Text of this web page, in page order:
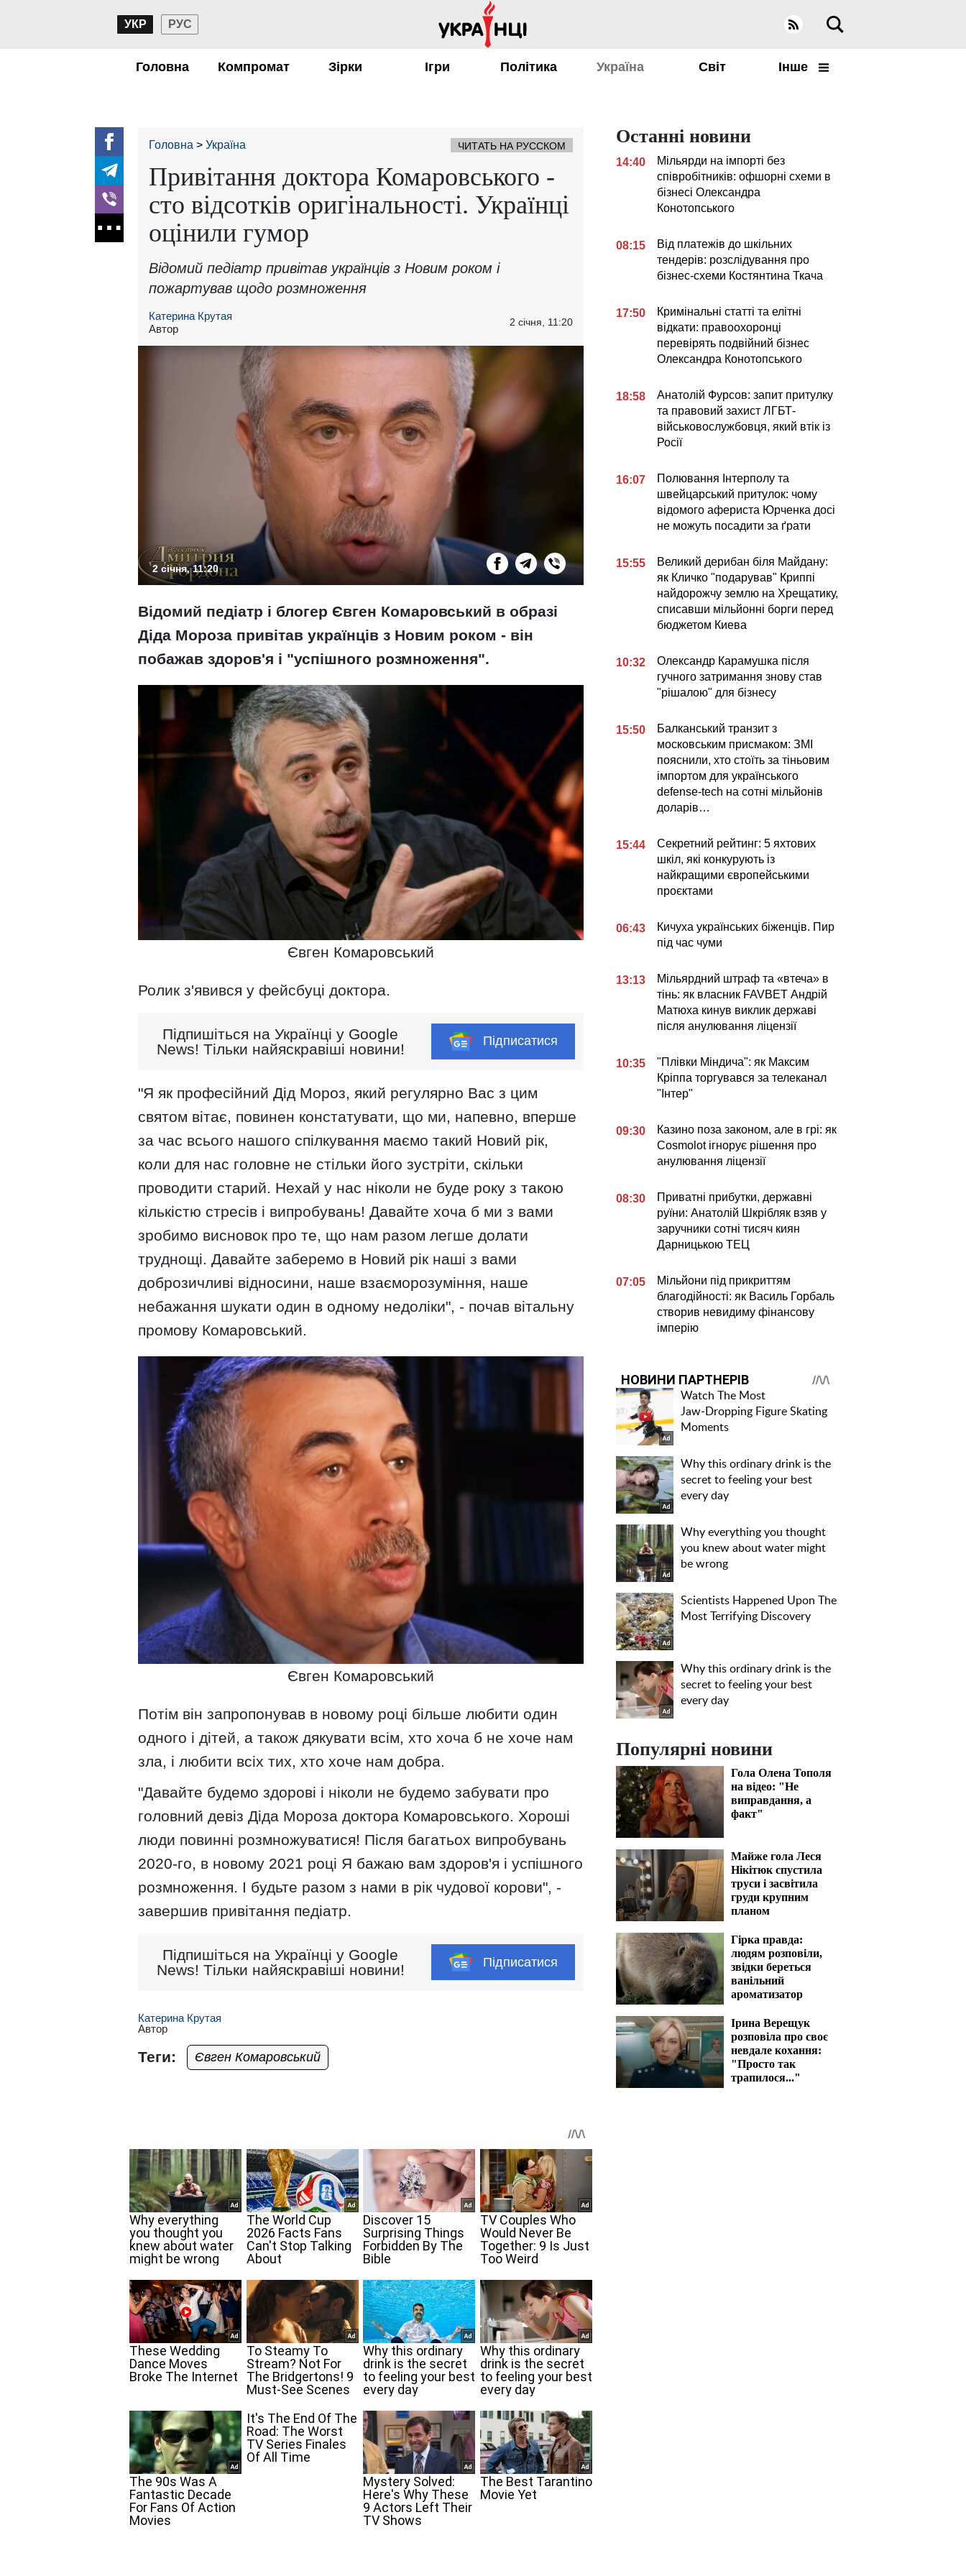
УКР РУС
Головна Компромат Зірки Ігри Політика Україна Світ Інше
Головна Україна ЧИТАТЬ НА РУССКОМ
Привітання доктора Комаровського -
сто відсотків оригінальності. Українці
оцінили гумор
Відомий педіатр привітав українців з Новим роком і
пожартував щодо розмноження
Катерина Крутая
Автор
2 січня, 11:20
2 січня, 11:20
Відомий педіатр і блогер Євген Комаровський в образі
Діда Мороза привітав українців з Новим роком - він
побажав здоров'я і "успішного розмноження".
Євген Комаровський
Ролик з'явився у фейсбуці доктора.
Підпишіться на Українці у Google
News! Тільки найяскравіші новини!
Підписатися
"Я як професійний Дід Мороз, який регулярно Вас з цим
святом вітає, повинен констатувати, що ми, напевно, вперше
за час всього нашого спілкування маємо такий Новий рік,
коли для нас головне не стільки його зустріти, скільки
проводити старий. Нехай у нас ніколи не буде року з такою
кількістю стресів і випробувань! Давайте хоча б ми з вами
зробимо висновок про те, що нам разом легше долати
труднощі. Давайте заберемо в Новий рік наші з вами
доброзичливі відносини, наше взаєморозуміння, наше
небажання шукати один в одному недоліки", - почав вітальну
промову Комаровський.
Євген Комаровський
Потім він запропонував в новому році більше любити один
одного і дітей, а також дякувати всім, хто хоча б не хоче нам
зла, і любити всіх тих, хто хоче нам добра.
"Давайте будемо здорові і ніколи не будемо забувати про
головний девіз Діда Мороза доктора Комаровського. Хороші
люди повинні розмножуватися! Після багатьох випробувань
2020-го, в новому 2021 році Я бажаю вам здоров'я і успішного
розмноження. І будьте разом з нами в рік чудової корови", -
завершив привітання педіатр.
Підпишіться на Українці у Google
News! Тільки найяскравіші новини!
Підписатися
Катерина Крутая
Автор
Теги: Євген Комаровський
Останні новини
14:40
Мільярди на імпорті без
співробітників: офшорні схеми в
бізнесі Олександра
Конотопського
08:15
Від платежів до шкільних
тендерів: розслідування про
бізнес-схеми Костянтина Ткача
17:50
Кримінальні статті та елітні
відкати: правоохоронці
перевірять подвійний бізнес
Олександра Конотопського
18:58
Анатолій Фурсов: запит притулку
та правовий захист ЛГБТ-
військовослужбовця, який втік із
Росії
16:07
Полювання Інтерполу та
швейцарський притулок: чому
відомого афериста Юрченка досі
не можуть посадити за ґрати
15:55
Великий дерибан біля Майдану:
як Кличко "подарував" Криппі
найдорожчу землю на Хрещатику,
списавши мільйонні борги перед
бюджетом Киева
10:32
Олександр Карамушка після
гучного затримання знову став
"рішалою" для бізнесу
15:50
Балканський транзит з
московським присмаком: ЗМІ
пояснили, хто стоїть за тіньовим
імпортом для українського
defense-tech на сотні мільйонів
доларів…
15:44
Секретний рейтинг: 5 яхтових
шкіл, які конкурують із
найкращими європейськими
проєктами
06:43
Кичуха українських біженців. Пир
під час чуми
13:13
Мільярдний штраф та «втеча» в
тінь: як власник FAVBET Андрій
Матюха кинув виклик державі
після анулювання ліцензії
10:35
"Плівки Міндича": як Максим
Кріппа торгувався за телеканал
"Інтер"
09:30
Казино поза законом, але в грі: як
Cosmolot ігнорує рішення про
анулювання ліцензії
08:30
Приватні прибутки, державні
руїни: Анатолій Шкрібляк взяв у
заручники сотні тисяч киян
Дарницькою ТЕЦ
07:05
Мільйони під прикриттям
благодійності: як Василь Горбаль
створив невидиму фінансову
імперію
Популярні новини
Гола Олена Тополя
на відео: "Не
виправдання, а
факт"
Майже гола Леся
Нікітюк спустила
труси і засвітила
груди крупним
планом
Гірка правда:
людям розповіли,
звідки береться
ванільний
ароматизатор
Ірина Верещук
розповіла про своє
невдале кохання:
"Просто так
трапилося..."